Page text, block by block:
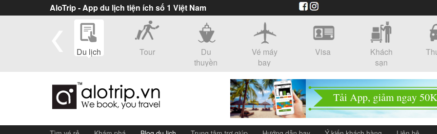
AloTrip - App du lịch tiện ích số 1 Việt Nam
Du lịch Tour
Du
thuyền
Vé máy
bay
Visa
Khách
sạn